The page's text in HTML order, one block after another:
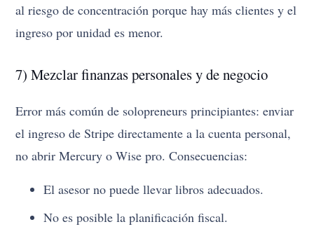
al riesgo de concentración porque hay más clientes y el
ingreso por unidad es menor.
7) Mezclar finanzas personales y de negocio
Error más común de solopreneurs principiantes: enviar
el ingreso de Stripe directamente a la cuenta personal,
no abrir Mercury o Wise pro. Consecuencias:
El asesor no puede llevar libros adecuados.
No es posible la planificación fiscal.